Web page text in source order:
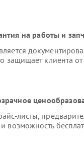
на работы и
защищает клиента
листы,
возможность